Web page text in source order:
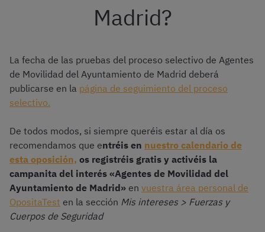
Madrid?
La fecha de las pruebas del proceso selectivo de Agentes
de Movilidad del Ayuntamiento de Madrid deberá
publicarse en la página de seguimiento del proceso
selectivo.
De todos modos, si siempre queréis estar al día os
recomendamos que entréis en nuestro calendario de
esta oposición, os registréis gratis y activéis la
campanita del interés «Agentes de Movilidad del
Ayuntamiento de Madrid» en vuestra área personal de
OpositaTest en la sección Mis intereses > Fuerzas y
Cuerpos de Seguridad